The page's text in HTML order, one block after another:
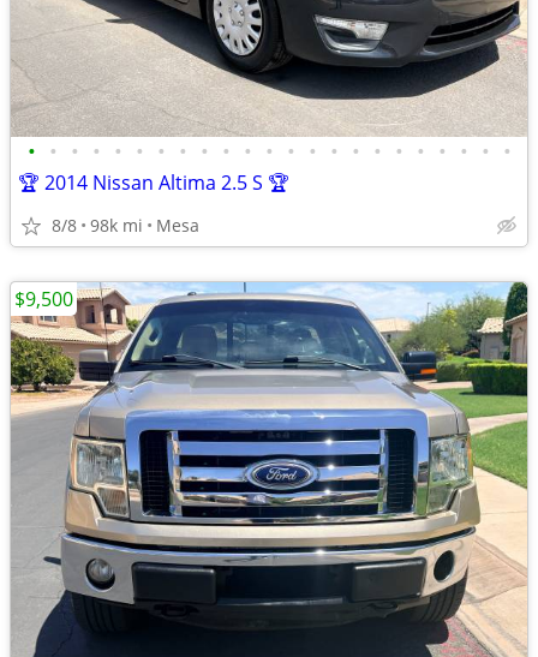
• • • • • • • • • • • • • • • • • • • • • • •
🏆 2014 Nissan Altima 2.5 S 🏆
8/8 98k mi Mesa
$9,500